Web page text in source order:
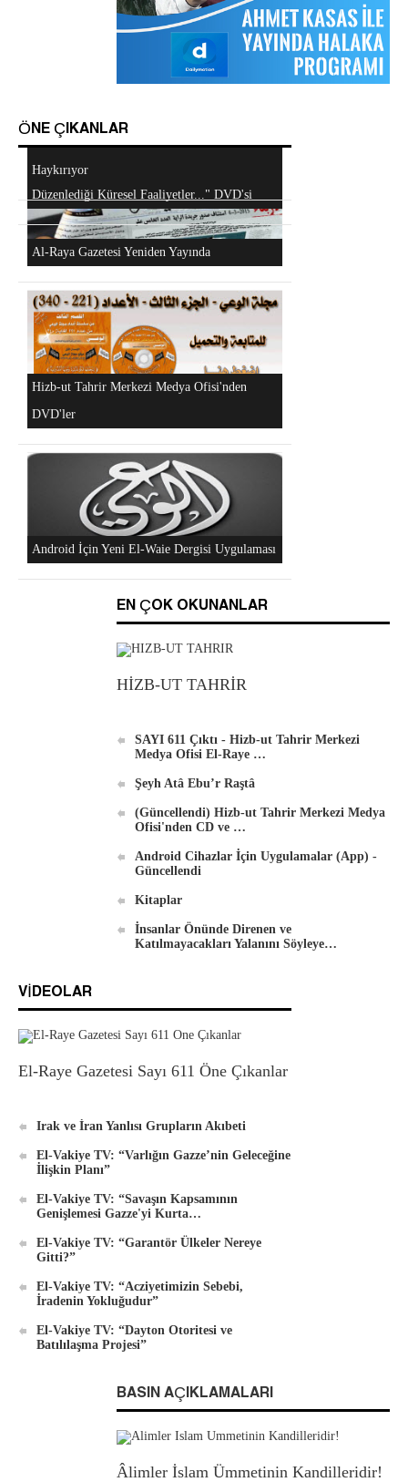
ÖNE ÇIKANLAR
Al-Raya Gazetesi Yeniden Yayında
Hizb-ut Tahrir Merkezi Medya Ofisi'nden
Android İçin Yeni El-Waie Dergisi Uygulaması
Android Cihazlar İçin Anayasa Tasarısı
Hizb-ut Tahrir Kimdir?
"Hizb-ut Tahrir'in Gazze'yi Desteklemek İçin
Düzenlediği Küresel Faaliyetler..." DVD'si
Sorular ve Cevaplar
Mescidi Aksa İslam Ümmetine ve Ordulara
Haykırıyor
Hizb-ut Tahrir Emirine Sorulanlar
EN ÇOK OKUNANLAR
HİZB-UT TAHRİR
SAYI 611 Çıktı - Hizb-ut Tahrir Merkezi
Medya Ofisi El-Raye …
Şeyh Atâ Ebu’r Raştâ
(Güncellendi) Hizb-ut Tahrir Merkezi Medya
Ofisi'nden CD ve …
Android Cihazlar İçin Uygulamalar (App) -
Güncellendi
Kitaplar
İnsanlar Önünde Direnen ve
Katılmayacakları Yalanını Söyleye…
VIDEOLAR
El-Raye Gazetesi Sayı 611 Öne Çıkanlar
Irak ve İran Yanlısı Grupların Akıbeti
El-Vakiye TV: “Varlığın Gazze’nin Geleceğine
İlişkin Planı”
El-Vakiye TV: “Savaşın Kapsamının
Genişlemesi Gazze'yi Kurta…
El-Vakiye TV: “Garantör Ülkeler Nereye
Gitti?”
El-Vakiye TV: “Acziyetimizin Sebebi,
İradenin Yokluğudur”
El-Vakiye TV: “Dayton Otoritesi ve
Batılılaşma Projesi”
BASIN AÇIKLAMALARI
Âlimler İslam Ümmetinin Kandilleridir!